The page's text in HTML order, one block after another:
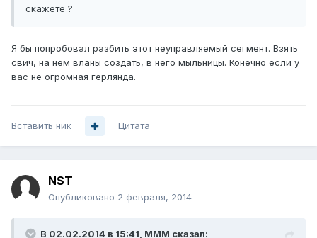
скажете ?
Я бы попробовал разбить этот неуправляемый сегмент. Взять
свич, на нём вланы создать, в него мыльницы. Конечно если у
вас не огромная герлянда.
Вставить ник Цитата
NST
Опубликовано 2 февраля, 2014
В 02.02.2014 в 15:41, MMM сказал: